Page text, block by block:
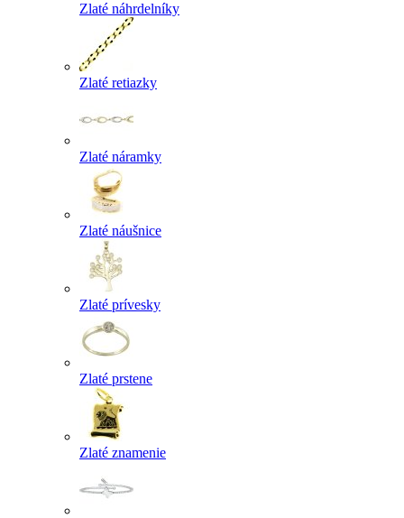
Zlaté náhrdelníky
Zlaté retiazky
Zlaté náramky
Zlaté náušnice
Zlaté prívesky
Zlaté prstene
Zlaté znamenie